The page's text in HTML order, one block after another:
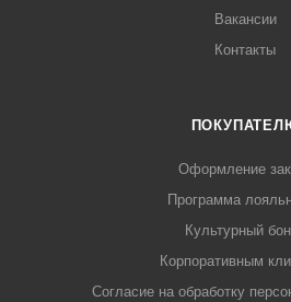
Вакансии
Контакты
Оформление
Программа
Культурный
Корпоративным
Согласие на обработку